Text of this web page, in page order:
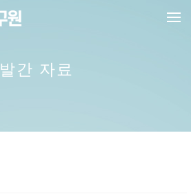
메뉴 건너뛰기
발간 자료